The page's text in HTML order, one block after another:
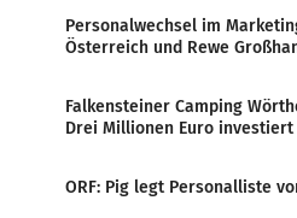
Personalwechsel im
Österreich und Rewe
Falkensteiner Camping
Drei Millionen Euro investiert
ORF: Pig legt Personalliste